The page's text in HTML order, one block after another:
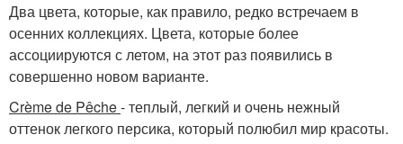
Два цвета, которые, как правило, редко встречаем в
осенних коллекциях. Цвета, которые более
ассоциируются с летом, на этот раз появились в
совершенно новом варианте.
Crème de Pêche- теплый, легкий и очень нежный
оттенок легкого персика, который полюбил мир красоты.